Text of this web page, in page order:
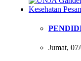
Jumat,